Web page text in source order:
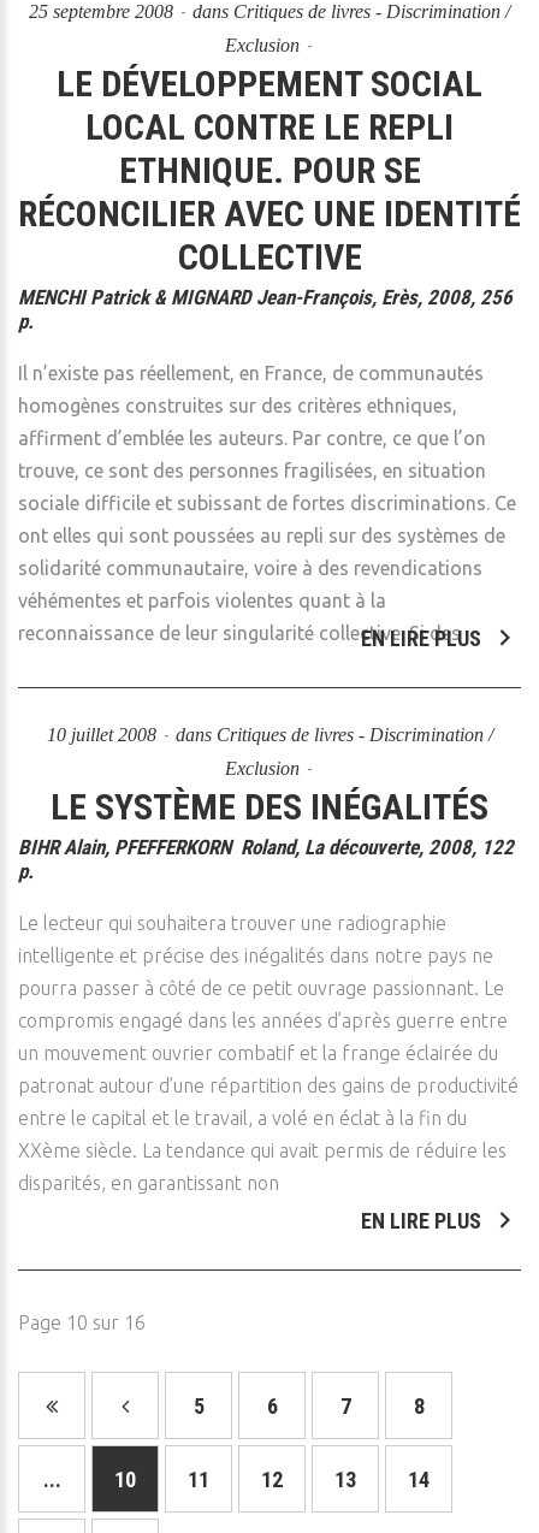
25 septembre 2008 dans Critiques de livres - Discrimination /
Exclusion
LE DÉVELOPPEMENT SOCIAL
LOCAL CONTRE LE REPLI
ETHNIQUE. POUR SE
RÉCONCILIER AVEC UNE IDENTITÉ
COLLECTIVE
MENCHI Patrick & MIGNARD Jean-François, Erès, 2008, 256
p.
Il n’existe pas réellement, en France, de communautés
homogènes construites sur des critères ethniques,
affirment d’emblée les auteurs. Par contre, ce que l’on
trouve, ce sont des personnes fragilisées, en situation
sociale difficile et subissant de fortes discriminations. Ce
ont elles qui sont poussées au repli sur des systèmes de
solidarité communautaire, voire à des revendications
véhémentes et parfois violentes quant à la
reconnaissance de leur singularité collective. Si des
EN LIRE PLUS
10 juillet 2008 dans Critiques de livres - Discrimination /
Exclusion
LE SYSTÈME DES INÉGALITÉS
BIHR Alain, PFEFFERKORN Roland, La découverte, 2008, 122
p.
Le lecteur qui souhaitera trouver une radiographie
intelligente et précise des inégalités dans notre pays ne
pourra passer à côté de ce petit ouvrage passionnant. Le
compromis engagé dans les années d’après guerre entre
un mouvement ouvrier combatif et la frange éclairée du
patronat autour d’une répartition des gains de productivité
entre le capital et le travail, a volé en éclat à la fin du
XXème siècle. La tendance qui avait permis de réduire les
disparités, en garantissant non
EN LIRE PLUS
Page 10 sur 16
5 6 7 8
... 10 11 12 13 14